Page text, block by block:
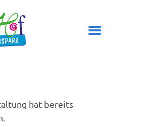
HOF
hat bereits